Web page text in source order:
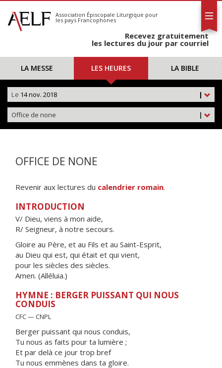
S'abonner
Calendrier
Association Épiscopale Liturgique pour
les pays Francophones
Recevez gratuitement
les lectures du jour par courriel
LA MESSE LES HEURES LA BIBLE
|
Le 14 nov. 2018
|
Office de none
OFFICE DE NONE
Revenir aux lectures du calendrier romain.
INTRODUCTION
V/ Dieu, viens à mon aide,
R/ Seigneur, à notre secours.
Gloire au Père, et au Fils et au Saint-Esprit,
au Dieu qui est, qui était et qui vient,
pour les siècles des siècles.
Amen. (Alléluia.)
HYMNE : BERGER PUISSANT QUI NOUS
CONDUIS
CFC — CNPL
Berger puissant qui nous conduis,
Tu nous as faits pour ta lumière ;
Et par delà ce jour trop bref
Tu nous emmènes dans ta gloire.